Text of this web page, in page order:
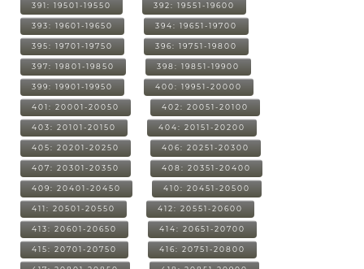
391: 19501-19550 392: 19551-19600
393: 19601-19650 394: 19651-19700
395: 19701-19750 396: 19751-19800
397: 19801-19850 398: 19851-19900
399: 19901-19950 400: 19951-20000
401: 20001-20050 402: 20051-20100
403: 20101-20150 404: 20151-20200
405: 20201-20250 406: 20251-20300
407: 20301-20350 408: 20351-20400
409: 20401-20450 410: 20451-20500
411: 20501-20550 412: 20551-20600
413: 20601-20650 414: 20651-20700
415: 20701-20750 416: 20751-20800